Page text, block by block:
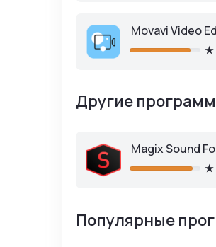
Movavi Video
Другие
Magix Sound
Популярные